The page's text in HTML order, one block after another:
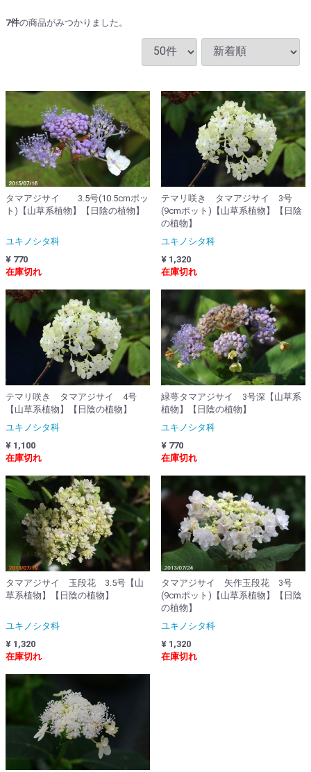
7件の商品がみつかりました。
タマアジサイ 3.5号(10.5cmポッ
ト)【山草系植物】【日陰の植物】
ユキノシタ科
¥ 770
在庫切れ
テマリ咲き タマアジサイ 3号
(9cmポット)【山草系植物】【日陰
の植物】
ユキノシタ科
¥ 1,320
在庫切れ
テマリ咲き タマアジサイ 4号
【山草系植物】【日陰の植物】
ユキノシタ科
¥ 1,100
在庫切れ
緑萼タマアジサイ 3号深【山草系
植物】【日陰の植物】
ユキノシタ科
¥ 770
在庫切れ
タマアジサイ 玉段花 3.5号【山
草系植物】【日陰の植物】
ユキノシタ科
¥ 1,320
在庫切れ
タマアジサイ 矢作玉段花 3号
(9cmポット)【山草系植物】【日陰
の植物】
ユキノシタ科
¥ 1,320
在庫切れ